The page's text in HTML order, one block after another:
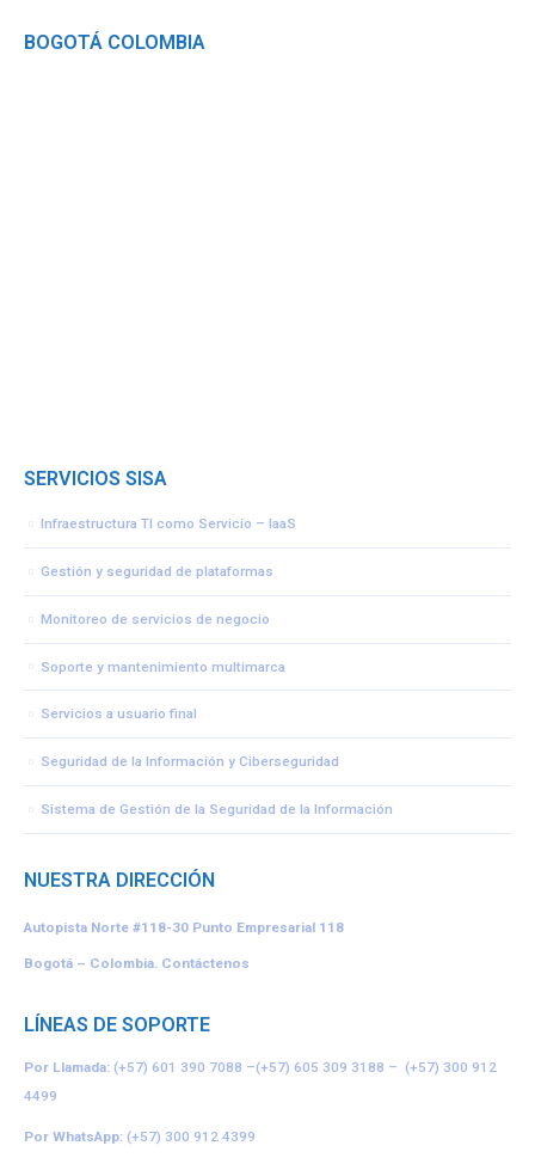
BOGOTÁ COLOMBIA
SERVICIOS SISA
Infraestructura TI como Servicio – IaaS
Gestión y seguridad de plataformas
Monitoreo de servicios de negocio
Soporte y mantenimiento multimarca
Servicios a usuario final
Seguridad de la Información y Ciberseguridad
Sistema de Gestión de la Seguridad de la Información
NUESTRA DIRECCIÓN
Autopista Norte #118-30 Punto Empresarial 118
Bogotá – Colombia. Contáctenos
LÍNEAS DE SOPORTE
Por Llamada: (+57) 601 390 7088 –(+57) 605 309 3188 – (+57) 300 912
4499
Por WhatsApp: (+57) 300 912 4399